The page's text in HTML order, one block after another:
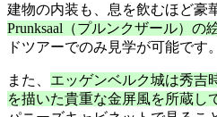
建物の内装も、息を飲むほど豪
Prunksaal（プルンクザール）の
ドツアーでのみ見学が可能です。
また、 エッゲンベルク城は秀吉
を描いた貴重な金屏風を所蔵し